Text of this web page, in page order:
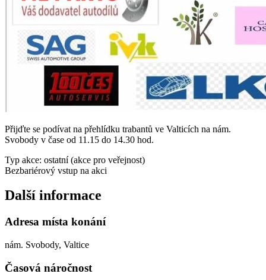
Přijďte se podívat na přehlídku trabantů ve Valticích na nám.
Svobody v čase od 11.15 do 14.30 hod.
Typ akce: ostatní (akce pro veřejnost)
Bezbariérový vstup na akci
Další informace
Adresa místa konání
nám. Svobody, Valtice
Časová náročnost